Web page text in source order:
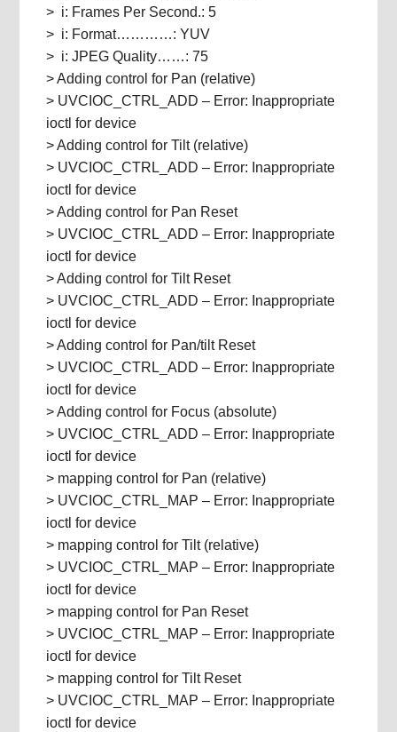
> i: Frames Per Second.: 5
> i: Format…………: YUV
> i: JPEG Quality……: 75
> Adding control for Pan (relative)
> UVCIOC_CTRL_ADD – Error: Inappropriate
ioctl for device
> Adding control for Tilt (relative)
> UVCIOC_CTRL_ADD – Error: Inappropriate
ioctl for device
> Adding control for Pan Reset
> UVCIOC_CTRL_ADD – Error: Inappropriate
ioctl for device
> Adding control for Tilt Reset
> UVCIOC_CTRL_ADD – Error: Inappropriate
ioctl for device
> Adding control for Pan/tilt Reset
> UVCIOC_CTRL_ADD – Error: Inappropriate
ioctl for device
> Adding control for Focus (absolute)
> UVCIOC_CTRL_ADD – Error: Inappropriate
ioctl for device
> mapping control for Pan (relative)
> UVCIOC_CTRL_MAP – Error: Inappropriate
ioctl for device
> mapping control for Tilt (relative)
> UVCIOC_CTRL_MAP – Error: Inappropriate
ioctl for device
> mapping control for Pan Reset
> UVCIOC_CTRL_MAP – Error: Inappropriate
ioctl for device
> mapping control for Tilt Reset
> UVCIOC_CTRL_MAP – Error: Inappropriate
ioctl for device